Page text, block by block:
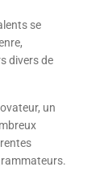
se
divers de
un